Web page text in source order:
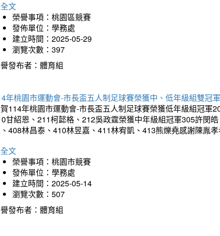
文
榮譽事項：桃園區競賽
發佈單位：學務處
建立時間：2025-05-29
瀏覽次數：397
發布者：體育組
年桃園市運動會-市長盃五人制足球賽榮獲中、低年級組雙冠軍
114年桃園市運動會-市長盃五人制足球賽榮獲低年級組冠
甘紹恩、211柯懿格、212吳政霆榮獲中年級組冠軍305許閔
408林昌泰、410林昱嘉、411林宥凱、413熊爍堯感謝陳胤
文
榮譽事項：桃園市競賽
發佈單位：學務處
建立時間：2025-05-14
瀏覽次數：507
發布者：體育組